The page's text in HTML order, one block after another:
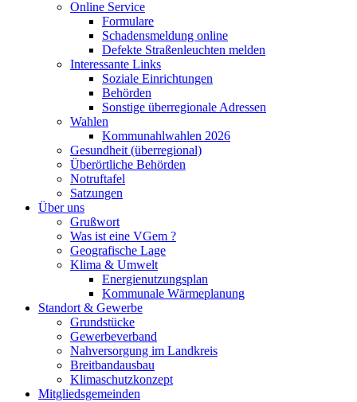
Online Service
Formulare
Schadensmeldung online
Defekte Straßenleuchten melden
Interessante Links
Soziale Einrichtungen
Behörden
Sonstige überregionale Adressen
Wahlen
Kommunahlwahlen 2026
Gesundheit (überregional)
Überörtliche Behörden
Notruftafel
Satzungen
Über uns
Grußwort
Was ist eine VGem ?
Geografische Lage
Klima & Umwelt
Energienutzungsplan
Kommunale Wärmeplanung
Standort & Gewerbe
Grundstücke
Gewerbeverband
Nahversorgung im Landkreis
Breitbandausbau
Klimaschutzkonzept
Mitgliedsgemeinden